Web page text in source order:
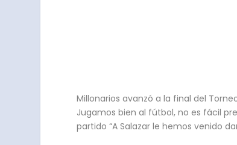
Millonarios avanzó a la final del
Jugamos bien al fútbol, no es fácil
partido “A Salazar le hemos venido